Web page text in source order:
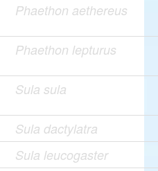
Phaethon aethereus
Phaethon lepturus
Sula sula
Sula dactylatra
Sula leucogaster